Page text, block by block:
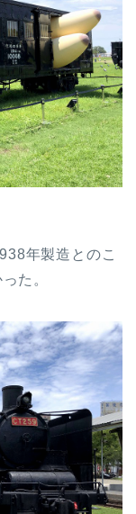
年製造とのこ
た。